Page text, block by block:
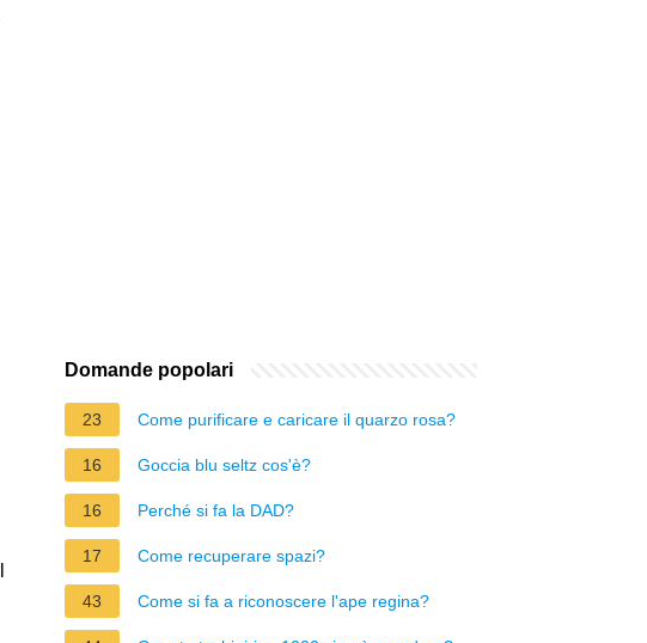
Domande popolari
23 Come purificare e caricare il quarzo rosa?
16 Goccia blu seltz cos'è?
16 Perché si fa la DAD?
17 Come recuperare spazi?
43 Come si fa a riconoscere l'ape regina?